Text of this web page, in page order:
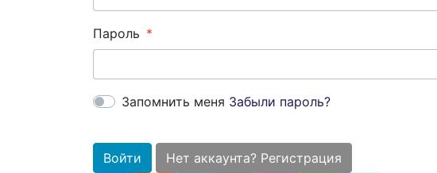
Пароль
Запомнить меня Забыли пароль?
Войти Нет аккаунта? Регистрация